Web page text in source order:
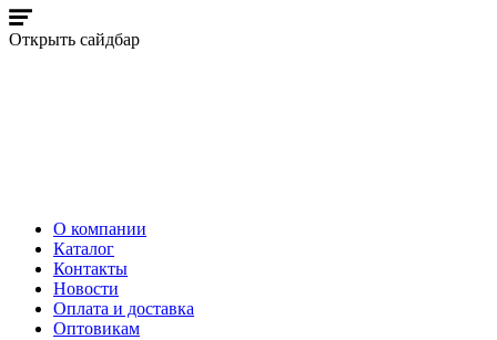
Открыть сайдбар
О компании
Каталог
Контакты
Новости
Оплата и доставка
Оптовикам